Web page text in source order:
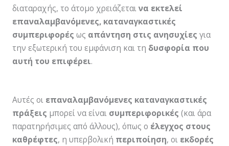
διαταραχής, το άτομο χρειάζεταινα εκτελεί
επαναλαμβανόμενες, καταναγκαστικές
συμπεριφορές ως απάντηση στις ανησυχίες για
την εξωτερική του εμφάνιση και τη δυσφορία που
αυτή του επιφέρει.
Αυτές οι επαναλαμβανόμενες καταναγκαστικές
πράξεις μπορεί να είναι συμπεριφορικές (και άρα
παρατηρήσιμες από άλλους), όπως ο έλεγχος στους
καθρέφτες, η υπερβολική περιποίηση, οι εκδορές